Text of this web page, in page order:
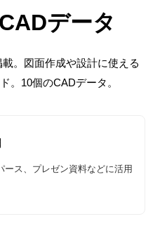
データ
。図面作成や設計に使える
。10個のCADデータ。
ース、プレゼン資料などに活用